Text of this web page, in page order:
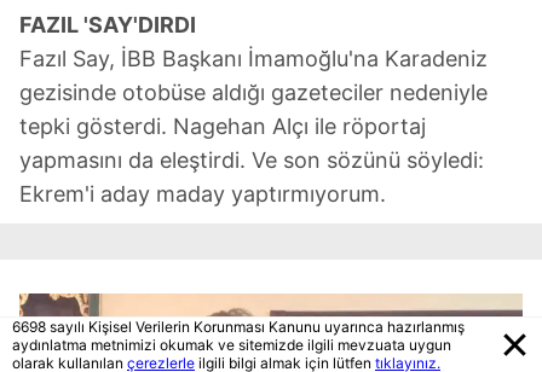
FAZIL 'SAY'DIRDI
Fazıl Say, İBB Başkanı İmamoğlu'na Karadeniz
gezisinde otobüse aldığı gazeteciler nedeniyle
tepki gösterdi. Nagehan Alçı ile röportaj
yapmasını da eleştirdi. Ve son sözünü söyledi:
Ekrem'i aday maday yaptırmıyorum.
6698 sayılı Kişisel Verilerin Korunması Kanunu uyarınca hazırlanmış
aydınlatma metnimizi okumak ve sitemizde ilgili mevzuata uygun
olarak kullanılan çerezlerle ilgili bilgi almak için lütfen tıklayınız.